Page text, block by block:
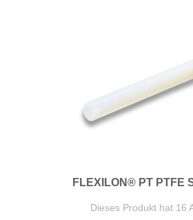
FLEXILON® PT PTFE
Dieses Produkt hat 16